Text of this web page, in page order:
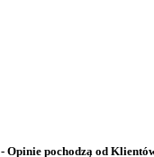
- Opinie pochodzą od